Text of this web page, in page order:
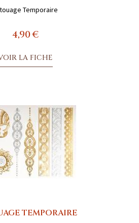
Temporaire
4,90 €
LA FICHE
TEMPORAIRE